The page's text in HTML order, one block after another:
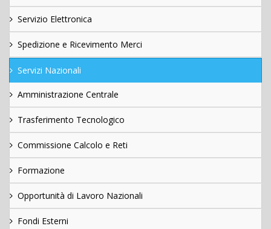
Servizio Elettronica
Spedizione e Ricevimento Merci
Servizi Nazionali
Amministrazione Centrale
Trasferimento Tecnologico
Commissione Calcolo e Reti
Formazione
Opportunità di Lavoro Nazionali
Fondi Esterni